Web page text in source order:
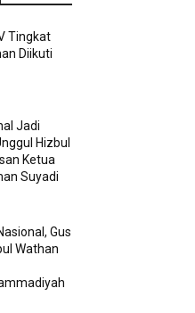
Tingkat
Diikuti
Jadi
Hizbul
Ketua
Suyadi
Gus
Wathan